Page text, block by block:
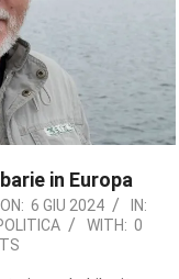
in Europa
ON: 6 GIU 2024
IN:
WITH: 0